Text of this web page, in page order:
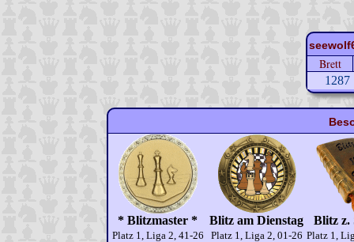
Brett
1287
* Blitzmaster *
Platz 1, Liga 2, 41-26
Blitz am Dienstag
Platz 1, Liga 2, 01-26
Blitz z.
Platz 1,